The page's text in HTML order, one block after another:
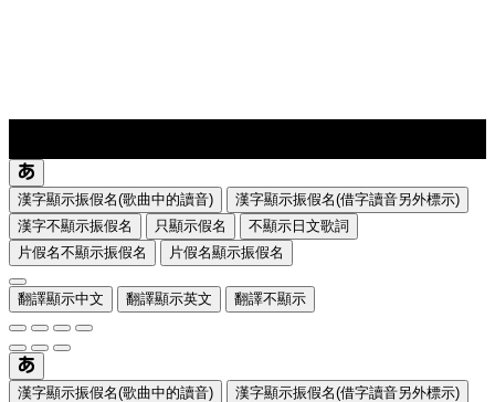
漢字顯示振假名(歌曲中的讀音)
漢字顯示振假名(借字讀音另外標示)
漢字不顯示振假名
只顯示假名
不顯示日文歌詞
片假名不顯示振假名
片假名顯示振假名
翻譯顯示中文 翻譯顯示英文 翻譯不顯示
漢字顯示振假名(歌曲中的讀音)
漢字顯示振假名(借字讀音另外標示)